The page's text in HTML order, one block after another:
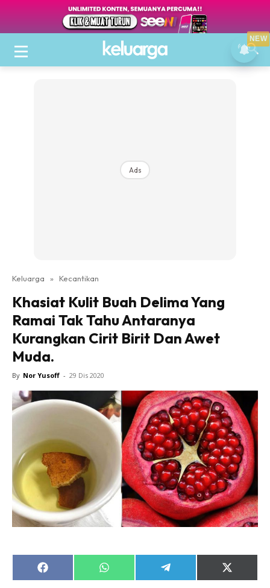
Ads
Keluarga » Kecantikan
Khasiat Kulit Buah Delima Yang
Ramai Tak Tahu Antaranya
Kurangkan Cirit Birit Dan Awet
Muda.
By Nor Yusoff - 29 Dis 2020
Share
on
Share
on
Share
on
Share
on
NEW